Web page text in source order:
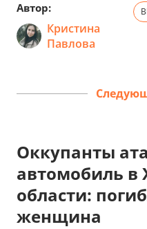
Автор:
Кристина
Павлова
Оккупанты
автомобиль в
области:
женщина